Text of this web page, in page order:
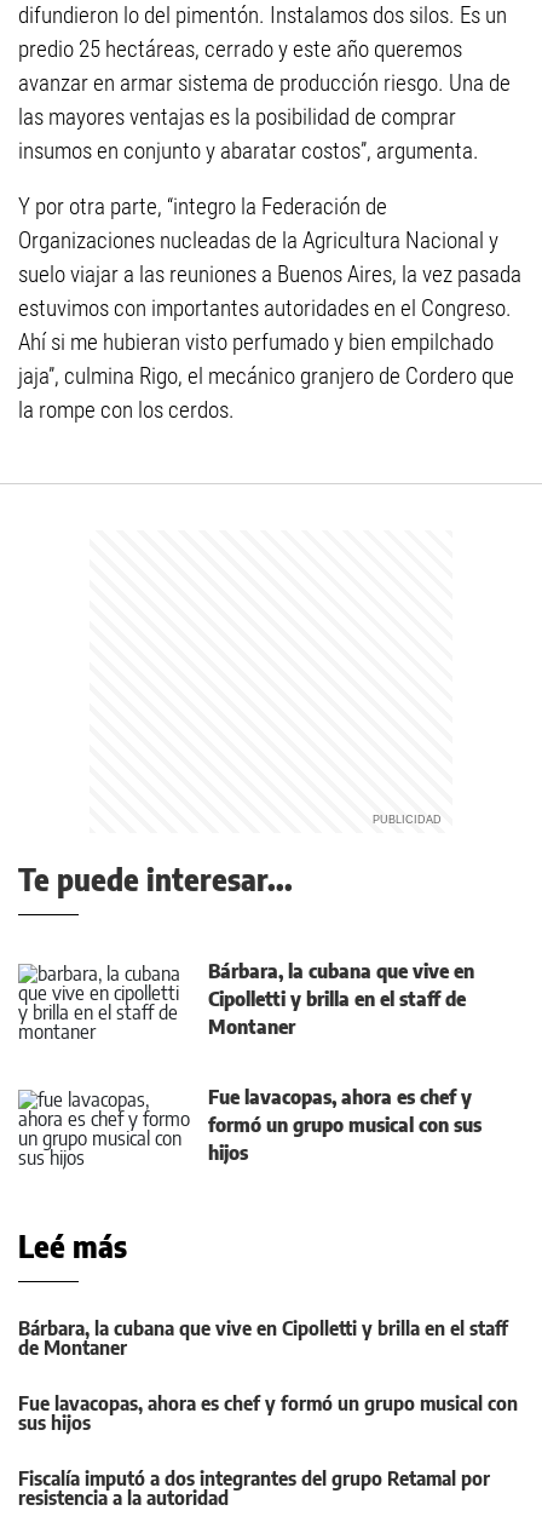
difundieron lo del pimentón. Instalamos dos silos. Es un
predio 25 hectáreas, cerrado y este año queremos
avanzar en armar sistema de producción riesgo. Una de
las mayores ventajas es la posibilidad de comprar
insumos en conjunto y abaratar costos”, argumenta.
Y por otra parte, “integro la Federación de
Organizaciones nucleadas de la Agricultura Nacional y
suelo viajar a las reuniones a Buenos Aires, la vez pasada
estuvimos con importantes autoridades en el Congreso.
Ahí si me hubieran visto perfumado y bien empilchado
jaja”, culmina Rigo, el mecánico granjero de Cordero que
la rompe con los cerdos.
Te puede interesar...
Bárbara, la cubana que vive en
Cipolletti y brilla en el staff de
Montaner
Fue lavacopas, ahora es chef y
formó un grupo musical con sus
hijos
Leé más
Bárbara, la cubana que vive en Cipolletti y brilla en el staff
de Montaner
Fue lavacopas, ahora es chef y formó un grupo musical con
sus hijos
Fiscalía imputó a dos integrantes del grupo Retamal por
resistencia a la autoridad